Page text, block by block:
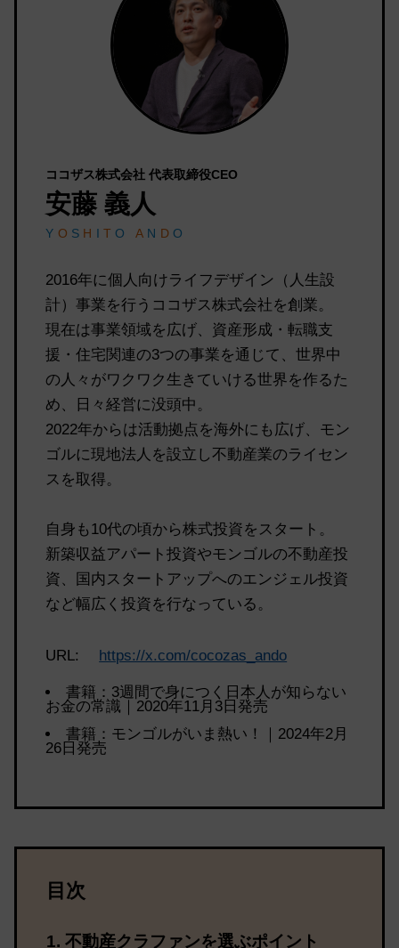
ココザス株式会社 代表取締役CEO
安藤 義人
Y O S H IT O A N D O
2016年に個人向けライフデザイン（人生設
計）事業を行うココザス株式会社を創業。
現在は事業領域を広げ、資産形成・転職支
援・住宅関連の3つの事業を通じて、世界中
の人々がワクワク生きていける世界を作るた
め、日々経営に没頭中。
2022年からは活動拠点を海外にも広げ、モン
ゴルに現地法人を設立し不動産業のライセン
スを取得。
自身も10代の頃から株式投資をスタート。
新築収益アパート投資やモンゴルの不動産投
資、国内スタートアップへのエンジェル投資
など幅広く投資を行なっている。
URL: https://x.com/cocozas_ando
書籍：3週間で身につく日本人が知らない
お金の常識｜2020年11月3日発売
書籍：モンゴルがいま熱い！｜2024年2月
26日発売
目次
不動産クラファンを選ぶポイント